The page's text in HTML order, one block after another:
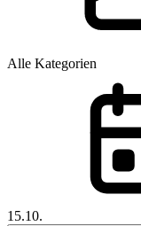
Alle Kategorien
15.10.